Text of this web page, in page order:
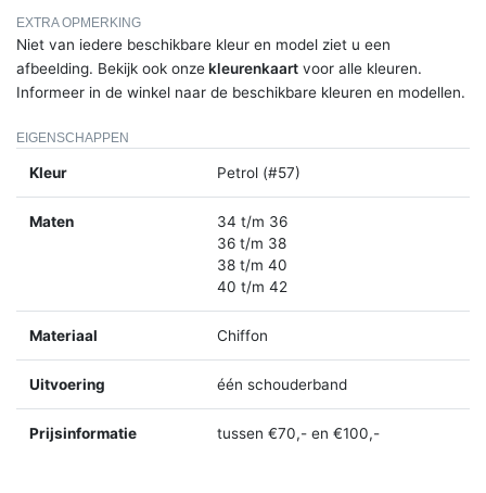
EXTRA OPMERKING
Niet van iedere beschikbare kleur en model ziet u een
afbeelding. Bekijk ook onzekleurenkaart voor alle kleuren.
Informeer in de winkel naar de beschikbare kleuren en modellen.
EIGENSCHAPPEN
Kleur Petrol (#57)
Maten
34 t/m 36
36 t/m 38
38 t/m 40
40 t/m 42
Materiaal Chiffon
Uitvoering één schouderband
Prijsinformatie tussen €70,- en €100,-